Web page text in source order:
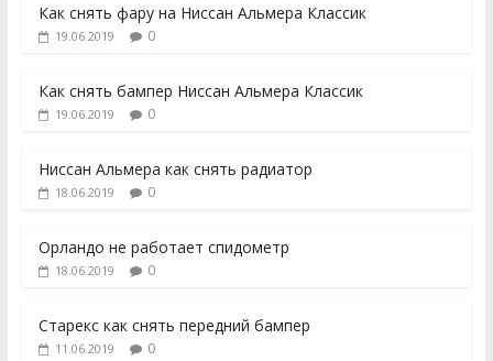
Как снять фару на Ниссан Альмера Классик
19.06.2019 0
Как снять бампер Ниссан Альмера Классик
19.06.2019 0
Ниссан Альмера как снять радиатор
18.06.2019 0
Орландо не работает спидометр
18.06.2019 0
Старекс как снять передний бампер
11.06.2019 0